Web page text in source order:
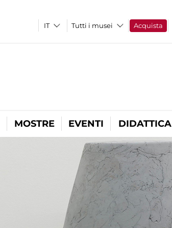
Tutti i musei Acquista
MOSTRE EVENTI DIDATTICA